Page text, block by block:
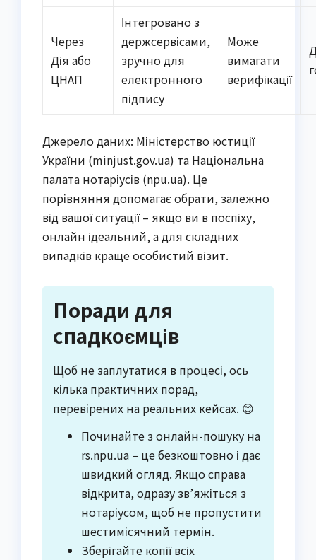
Через
Дія або
ЦНАП
Інтегровано з
держсервісами,
зручно для
електронного
підпису
Може
вимагати
верифікації
Джерело даних: Міністерство юстиції
України (minjust.gov.ua) та Національна
палата нотаріусів (npu.ua). Це
порівняння допомагає обрати, залежно
від вашої ситуації – якщо ви в поспіху,
онлайн ідеальний, а для складних
випадків краще особистий візит.
Поради для
спадкоємців
Щоб не заплутатися в процесі, ось
кілька практичних порад,
перевірених на реальних кейсах. 😊
Починайте з онлайн-пошуку на
rs.npu.ua – це безкоштовно і дає
швидкий огляд. Якщо справа
відкрита, одразу зв’яжіться з
нотаріусом, щоб не пропустити
шестимісячний термін.
Зберігайте копії всіх